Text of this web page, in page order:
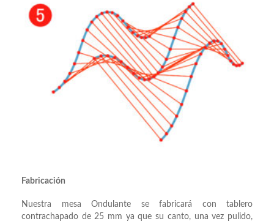
Fabricación
Nuestra mesa Ondulante se fabricará con tablero
contrachapado de 25 mm ya que su canto, una vez pulido,